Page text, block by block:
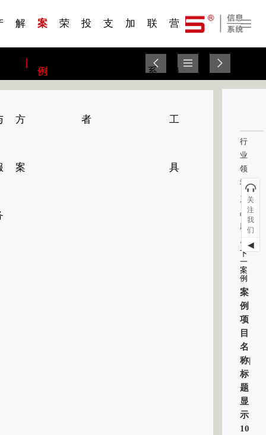
解
方
案
案
例
荣
投
者
支
加
联
系
营
销
工
具
行
业
领
域：
产
品
应
用：
下
一
案
例
案
例
项
目
名
称|
标
题
显
示
10
关
注
我
们
◀